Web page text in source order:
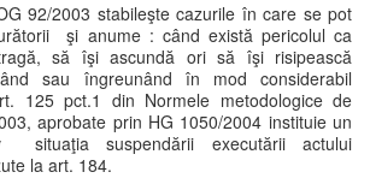
92/2003 stabileşte cazurile în care se pot
şi anume : când există pericolul ca
să îşi ascundă ori să îşi risipească
sau îngreunând în mod considerabil
125 pct.1 din Normele metodologice de
aprobate prin HG 1050/2004 instituie un
situaţia suspendării executării actului
la art. 184.